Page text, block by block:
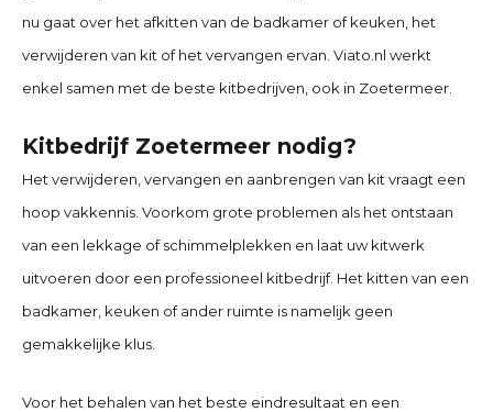
nu gaat over het afkitten van de badkamer of keuken, het
verwijderen van kit of het vervangen ervan. Viato.nl werkt
enkel samen met de beste kitbedrijven, ook in Zoetermeer
Kitbedrijf Zoetermeer nodig?
Het verwijderen, vervangen en aanbrengen van kit vraagt een
hoop vakkennis. Voorkom grote problemen als het ontstaan
van een lekkage of schimmelplekken en laat uw kitwerk
uitvoeren door een professioneel kitbedrijf. Het kitten van een
badkamer, keuken of ander ruimte is namelijk geen
gemakkelijke klus.
Voor het behalen van het beste eindresultaat en een